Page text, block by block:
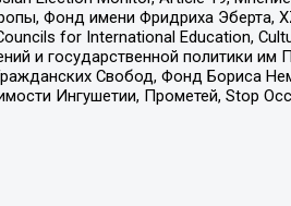
Фонд имени Фридриха Эберта,
for International Education,
и государственной политики им
Свобод, Фонд Бориса
Ингушетии, Прометей, Stop